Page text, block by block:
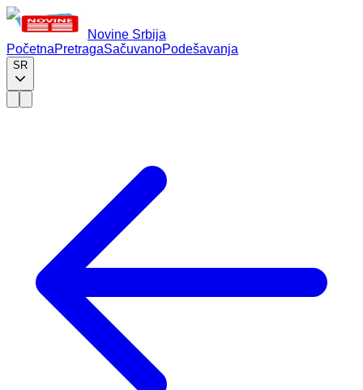
Novine Srbija
PočetnaPretragaSačuvanoPodešavanja
SR